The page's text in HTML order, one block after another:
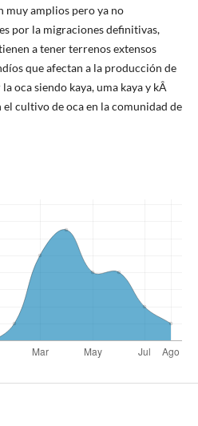
muy amplios pero ya no
por la migraciones definitivas,
a tener terrenos extensos
que afectan a la producción de
oca siendo kaya, uma kaya y kÂ
cultivo de oca en la comunidad de